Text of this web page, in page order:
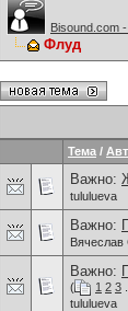
Bisound.com
Флуд
Тема /
Важно:
tululueva
Важно:
Вячеслав
Важно:
( 1 2 3
tululueva